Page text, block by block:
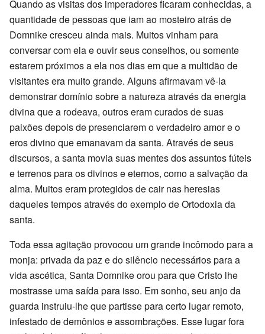
Quando as visitas dos imperadores ficaram conhecidas, a
quantidade de pessoas que iam ao mosteiro atrás de
Domnike cresceu ainda mais. Muitos vinham para
conversar com ela e ouvir seus conselhos, ou somente
estarem próximos a ela nos dias em que a multidão de
visitantes era muito grande. Alguns afirmavam vê-la
demonstrar domínio sobre a natureza através da energia
divina que a rodeava, outros eram curados de suas
paixões depois de presenciarem o verdadeiro amor e o
eros divino que emanavam da santa. Através de seus
discursos, a santa movia suas mentes dos assuntos fúteis
e terrenos para os divinos e eternos, como a salvação da
alma. Muitos eram protegidos de cair nas heresias
daqueles tempos através do exemplo de Ortodoxia da
santa.
Toda essa agitação provocou um grande incômodo para a
monja: privada da paz e do silêncio necessários para a
vida ascética, Santa Domnike orou para que Cristo lhe
mostrasse uma saída para isso. Em sonho, seu anjo da
guarda instruiu-lhe que partisse para certo lugar remoto,
infestado de demônios e assombrações. Esse lugar fora